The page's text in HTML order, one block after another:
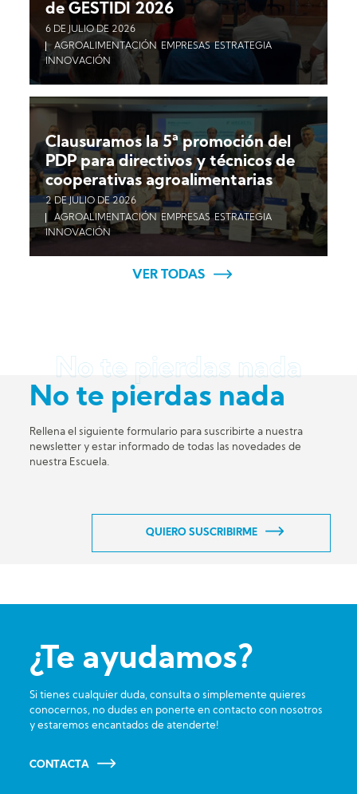
de GESTIDI 2026
6 DE JULIO DE 2026
AGROALIMENTACIÓN EMPRESAS ESTRATEGIA
INNOVACIÓN
Clausuramos la 5ª promoción del
PDP para directivos y técnicos de
cooperativas agroalimentarias
2 DE JULIO DE 2026
AGROALIMENTACIÓN EMPRESAS ESTRATEGIA
INNOVACIÓN
VER TODAS
No te pierdas nada
Rellena el siguiente formulario para suscribirte a nuestra
newsletter y estar informado de todas las novedades de
nuestra Escuela.
QUIERO SUSCRIBIRME
¿Te ayudamos?
Si tienes cualquier duda, consulta o simplemente quieres
conocernos, no dudes en ponerte en contacto con nosotros
y estaremos encantados de atenderte!
CONTACTA